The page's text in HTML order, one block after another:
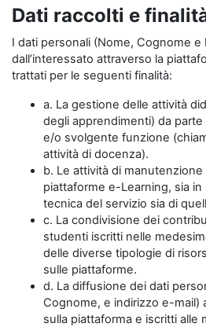
Dati raccolti e
I dati personali (Nome, Cognome e
dall’interessato attraverso la
trattati per le seguenti finalità:
a. La gestione delle attività
degli apprendimenti) da
e/o svolgente funzione
attività di docenza).
b. Le attività di
piattaforme e-Learning, sia
tecnica del servizio sia di
c. La condivisione dei
studenti iscritti nelle
delle diverse tipologie di
sulle piattaforme.
d. La diffusione dei dati
Cognome, e indirizzo e-mail)
sulla piattaforma e iscritti alle